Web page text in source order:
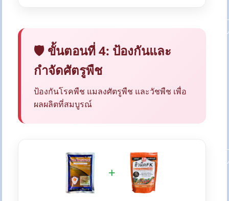
🛡️ ขั้นตอนที่ 4: ป้องกันและ
กำจัดศัตรูพืช
ป้องกันโรคพืช แมลงศัตรูพืช และวัชพืช เพื่อ
ผลผลิตที่สมบูรณ์
+